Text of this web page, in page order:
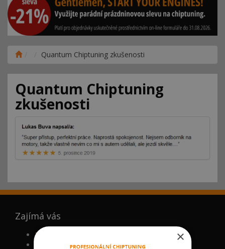
Quantum Chiptuning zkušenosti
Quantum Chiptuning
zkušenosti
Zajímá vás
FAQ (ČASTO KLADENÉ DOTAZY)
×